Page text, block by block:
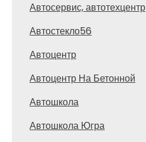
Автосервис, автотехцентр
Автостекло56
Автоцентр
Автоцентр На Бетонной
Автошкола
Автошкола Югра